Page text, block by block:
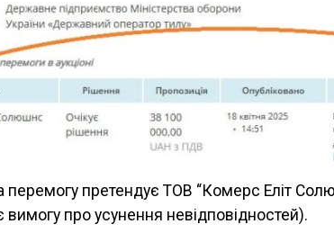
перемогу претендує ТОВ “Комерс Еліт
про усунення невідповідностей).